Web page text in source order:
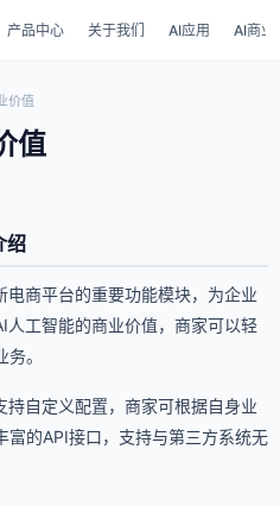
产品中心 关于我们 AI应用 AI商业
价值
值
绍
商平台的重要功能模块，为企业
工智能的商业价值，商家可以轻
。
自定义配置，商家可根据自身业
富的API接口，支持与第三方系统无